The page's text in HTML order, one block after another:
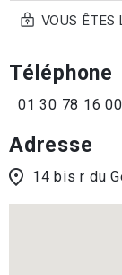
VOUS ÊTES
Téléphone
01 30 78 16 00
Adresse
14 bis r du